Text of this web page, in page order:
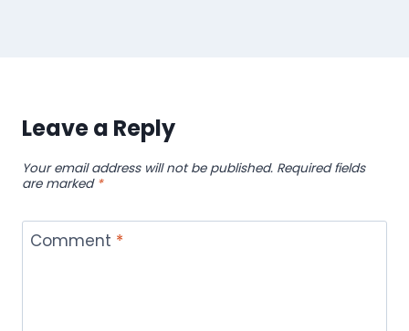
Leave a Reply
Your email address will not be published. Required fields
are marked *
Comment *